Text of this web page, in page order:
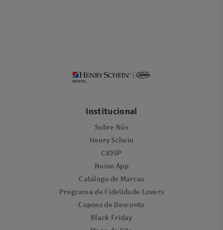
Institucional
Sobre Nós
Henry Schein
CIOSP
Nosso App
Catálogo de Marcas
Programa de Fidelidade Lovers​
Cupons de Desconto
Black Friday